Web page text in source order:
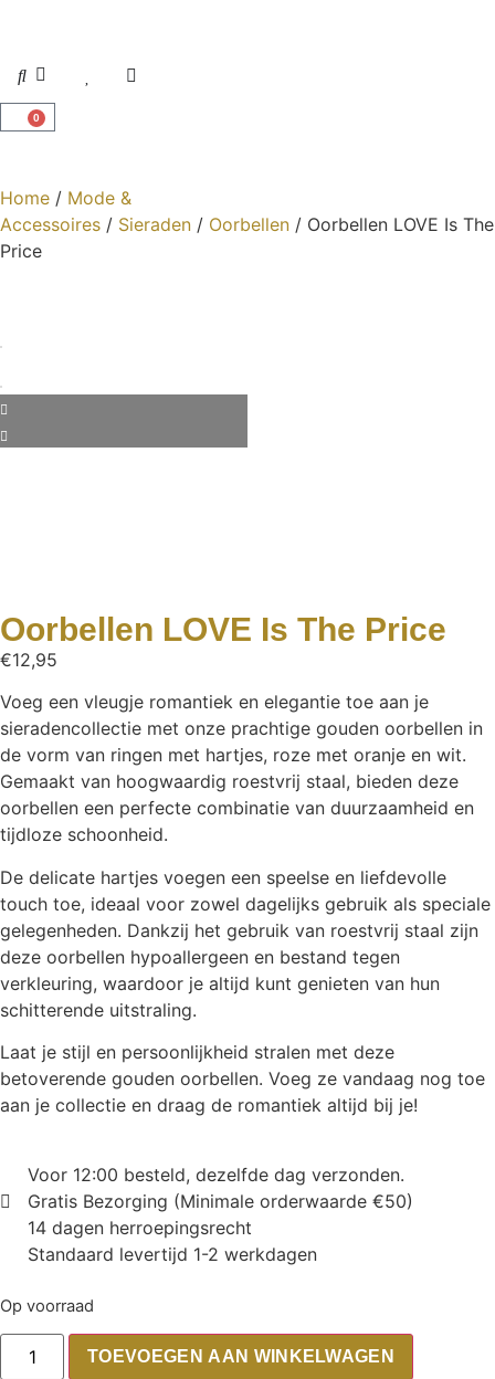
0
Home / Mode &
Accessoires / Sieraden / Oorbellen / Oorbellen LOVE Is The
Price
Oorbellen LOVE Is The Price
€12,95
Voeg een vleugje romantiek en elegantie toe aan je
sieradencollectie met onze prachtige gouden oorbellen in
de vorm van ringen met hartjes, roze met oranje en wit.
Gemaakt van hoogwaardig roestvrij staal, bieden deze
oorbellen een perfecte combinatie van duurzaamheid en
tijdloze schoonheid.
De delicate hartjes voegen een speelse en liefdevolle
touch toe, ideaal voor zowel dagelijks gebruik als speciale
gelegenheden. Dankzij het gebruik van roestvrij staal zijn
deze oorbellen hypoallergeen en bestand tegen
verkleuring, waardoor je altijd kunt genieten van hun
schitterende uitstraling.
Laat je stijl en persoonlijkheid stralen met deze
betoverende gouden oorbellen. Voeg ze vandaag nog toe
aan je collectie en draag de romantiek altijd bij je!
Voor 12:00 besteld, dezelfde dag verzonden.
Gratis Bezorging (Minimale orderwaarde €50)
14 dagen herroepingsrecht
Standaard levertijd 1-2 werkdagen
Op voorraad
TOEVOEGEN AAN WINKELWAGEN